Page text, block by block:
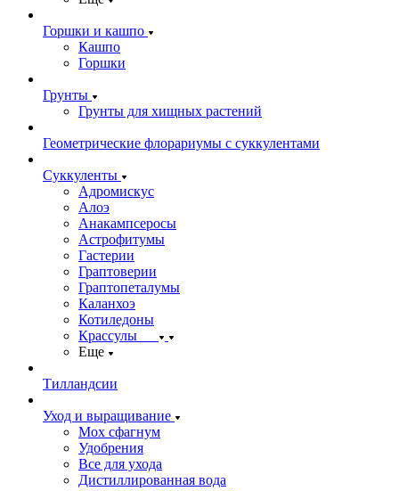
Горшки и кашпо
Кашпо
Горшки
Грунты
Грунты для хищных растений
Геометрические флорариумы с суккулентами
Суккуленты
Адромискус
Алоэ
Анакампсеросы
Астрофитумы
Гастерии
Граптоверии
Граптопеталумы
Каланхоэ
Котиледоны
Крассулы
Еще
Тилландсии
Уход и выращивание
Мох сфагнум
Удобрения
Все для ухода
Дистиллированная вода